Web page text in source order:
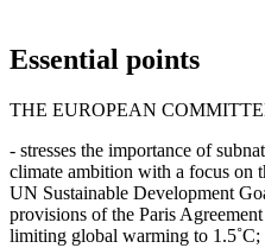
Essential points
THE EUROPEAN
- stresses the importance of
climate ambition with a focus on
UN Sustainable Development
provisions of the Paris
limiting global warming to 1.5˚C;